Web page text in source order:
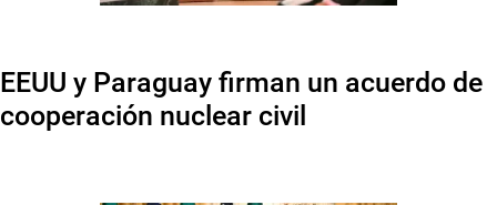
EEUU y Paraguay firman un acuerdo de
cooperación nuclear civil